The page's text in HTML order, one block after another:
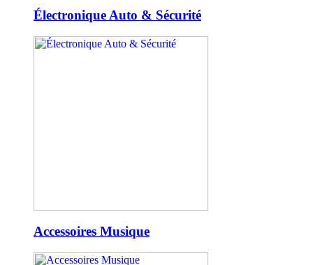
Électronique Auto & Sécurité
Accessoires Musique